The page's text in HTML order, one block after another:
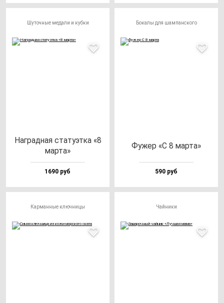
Шуточные медали и кубки
Наг­рад­ная ста­ту­эт­ка «8
мар­та»
1690 руб
Бокалы для шампанского
Фужер «С 8 мар­та»
590 руб
Карманные ключницы Чайники